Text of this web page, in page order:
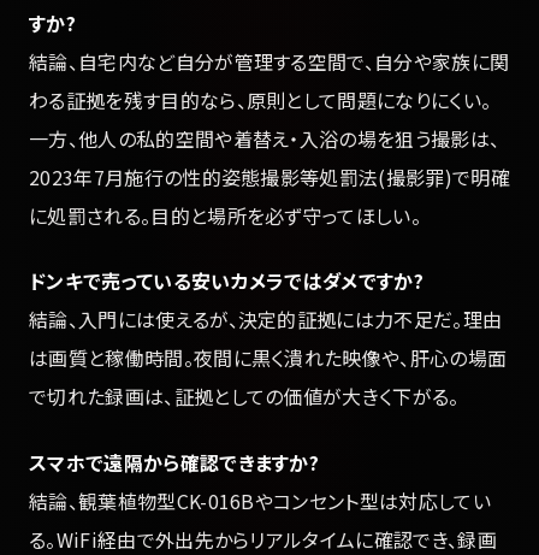
すか?
結論、自宅内など自分が管理する空間で、自分や家族に関
わる証拠を残す目的なら、原則として問題になりにくい。
一方、他人の私的空間や着替え・入浴の場を狙う撮影は、
2023年7月施行の性的姿態撮影等処罰法(撮影罪)で明確
に処罰される。目的と場所を必ず守ってほしい。
ドンキで売っている安いカメラではダメですか?
結論、入門には使えるが、決定的証拠には力不足だ。理由
は画質と稼働時間。夜間に黒く潰れた映像や、肝心の場面
で切れた録画は、証拠としての価値が大きく下がる。
スマホで遠隔から確認できますか?
結論、観葉植物型CK-016Bやコンセント型は対応してい
る。WiFi経由で外出先からリアルタイムに確認でき、録画